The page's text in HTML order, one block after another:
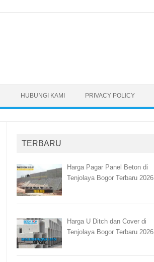
HUBUNGI KAMI PRIVACY POLICY
TERBARU
Harga Pagar Panel Beton di
Tenjolaya Bogor Terbaru 2026
Harga U Ditch dan Cover di
Tenjolaya Bogor Terbaru 2026